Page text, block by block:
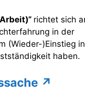
“ richtet sich
in der
(Wieder-)Einstieg in
haben.
↗